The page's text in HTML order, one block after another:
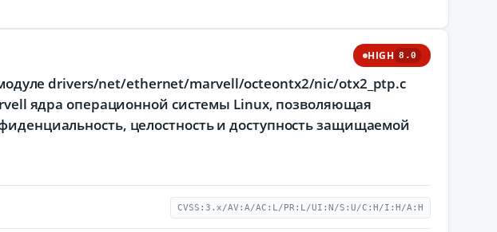
HIGH 8.0
drivers/net/ethernet/marvell/octeontx2/nic/otx2_ptp.c
ядра операционной системы Linux, позволяющая
целостность и доступность защищаемой
CVSS:3.x/AV:A/AC:L/PR:L/UI:N/S:U/C:H/I:H/A:H